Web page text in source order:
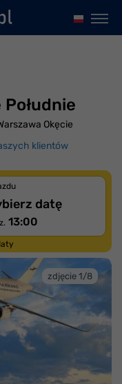
Południe
Okęcie
klientów
datę
13:00
zdjęcie 1/8